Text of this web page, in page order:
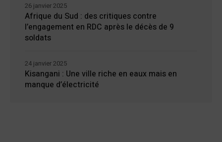
Afrique du Sud : des critiques contre
l’engagement en RDC après le décès de 9
soldats
26 janvier 2025
Kisangani : Une ville riche en eaux mais en
manque d’électricité
24 janvier 2025